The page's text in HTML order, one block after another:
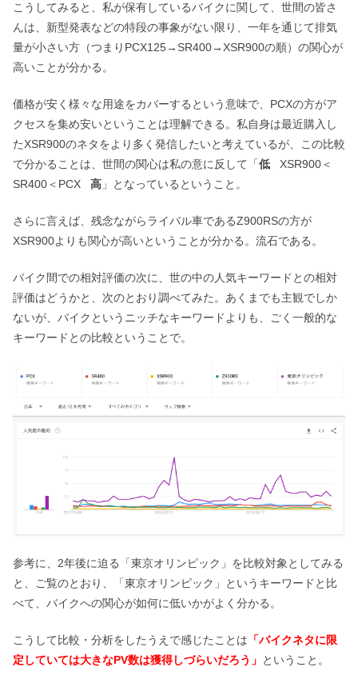
こうしてみると、私が保有しているバイクに関して、世間の皆さ
んは、新型発表などの特段の事象がない限り、一年を通じて排気
量が小さい方（つまりPCX125→SR400→XSR900の順）の関心が
高いことが分かる。
価格が安く様々な用途をカバーするという意味で、PCXの方がア
クセスを集め安いということは理解できる。私自身は最近購入し
たXSR900のネタをより多く発信したいと考えているが、この比較
で分かることは、世間の関心は私の意に反して「低 XSR900＜
SR400＜PCX 高 」となっているということ。
さらに言えば、残念ながらライバル車であるZ900RSの方が
XSR900よりも関心が高いということが分かる。流石である。
バイク間での相対評価の次に、世の中の人気キーワードとの相対
評価はどうかと、次のとおり調べてみた。あくまでも主観でしか
ないが、バイクというニッチなキーワードよりも、ごく一般的な
キーワードとの比較ということで。
参考に、2年後に迫る「東京オリンピック」を比較対象としてみる
と、ご覧のとおり、「東京オリンピック」というキーワードと比
べて、バイクへの関心が如何に低いかがよく分かる。
こうして比較・分析をしたうえで感じたことは 「バイクネタに限
定していては大きなPV数は獲得しづらいだろう」 ということ。